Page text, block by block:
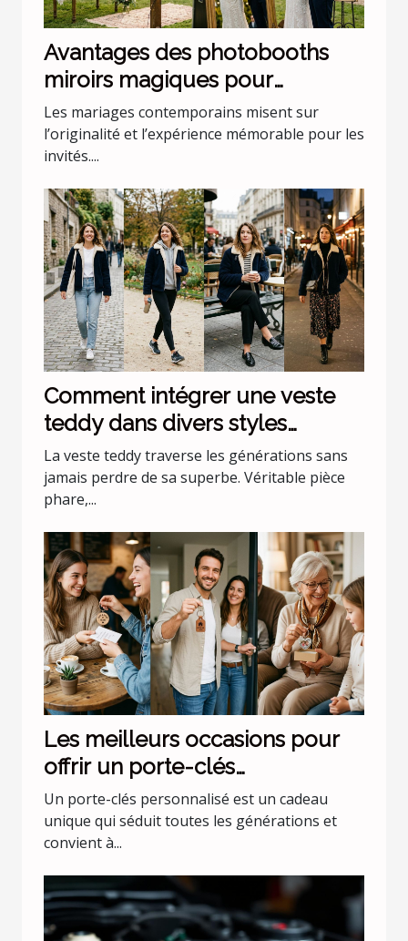
Avantages des photobooths
miroirs magiques pour
mariages uniques
Les mariages contemporains misent sur
l’originalité et l’expérience mémorable pour les
invités....
Comment intégrer une veste
teddy dans divers styles
vestimentaires ?
La veste teddy traverse les générations sans
jamais perdre de sa superbe. Véritable pièce
phare,...
Les meilleurs occasions pour
offrir un porte-clés
personnalisé
Un porte-clés personnalisé est un cadeau
unique qui séduit toutes les générations et
convient à...